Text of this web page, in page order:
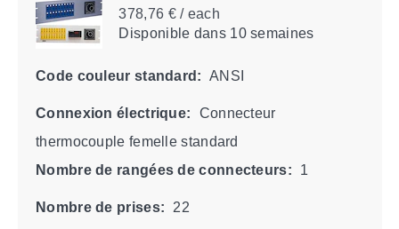
378,76 € / each
Disponibledans 10 semaines
Code couleur standard: ANSI
Connexion électrique:
Connecteur
thermocouple femelle standard
Nombre de rangées de connecteurs:
1
Nombre de prises: 22